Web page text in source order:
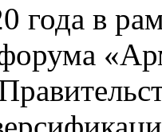
года в